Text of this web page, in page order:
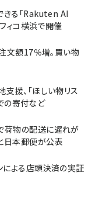
きる「Rakuten AI
ィコ横浜で開催
文額17％増。買い物
援、「ほしい物リス
の寄付など
荷物の配送に遅れが
日本郵便が公表
による店頭決済の実証